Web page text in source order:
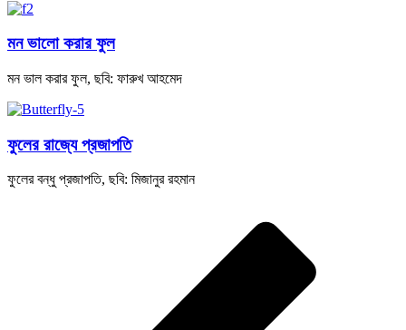
মন ভালো করার ফুল
মন ভাল করার ফুল, ছবি: ফারুখ আহমেদ
ফুলের রাজ্যে প্রজাপতি
ফুলের বন্ধু প্রজাপতি, ছবি: মিজানুর রহমান